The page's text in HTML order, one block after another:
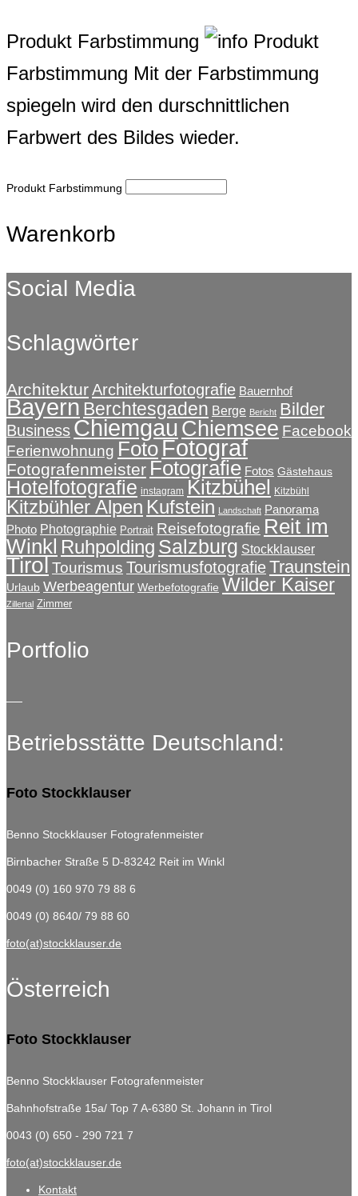
Produkt Farbstimmung
Produkt
Farbstimmung Mit der Farbstimmung
spiegeln wird den durschnittlichen
Farbwert des Bildes wieder.
Produkt Farbstimmung
Warenkorb
Social Media
Schlagwörter
ArchitekturArchitekturfotografie Bauernhof
Bayern Berchtesgaden Berge Bericht Bilder
BusinessChiemgauChiemsee Facebook
Ferienwohnung FotoFotograf
Fotografenmeister Fotografie Fotos Gästehaus
Hotelfotografie instagram Kitzbühel Kitzbühl
Kitzbühler Alpen Kufstein Landschaft Panorama
Photo Photographie Portrait Reisefotografie Reit im
Winkl Ruhpolding Salzburg Stockklauser
TirolTourismus TourismusfotografieTraunstein
Urlaub Werbeagentur Werbefotografie Wilder Kaiser
Zillertal Zimmer
Portfolio
Betriebsstätte Deutschland:
Foto Stockklauser
Benno Stockklauser Fotografenmeister
Birnbacher Straße 5 D-83242 Reit im Winkl
0049 (0) 160 970 79 88 6
0049 (0) 8640/ 79 88 60
foto(at)stockklauser.de
Österreich
Foto Stockklauser
Benno Stockklauser Fotografenmeister
Bahnhofstraße 15a/ Top 7 A-6380 St. Johann in Tirol
0043 (0) 650 - 290 721 7
foto(at)stockklauser.de
Kontakt